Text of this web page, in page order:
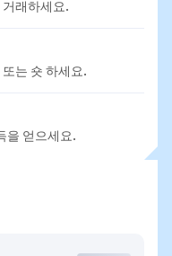
래하세요.
는 숏 하세요.
을 얻으세요.